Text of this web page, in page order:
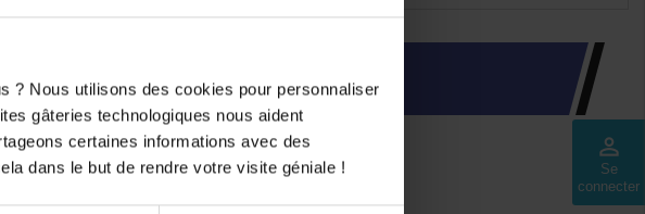
? Nous utilisons des cookies pour personnaliser
gâteries technologiques nous aident
certaines informations avec des
dans le but de rendre votre visite géniale !
perm_identity
Se
connecter